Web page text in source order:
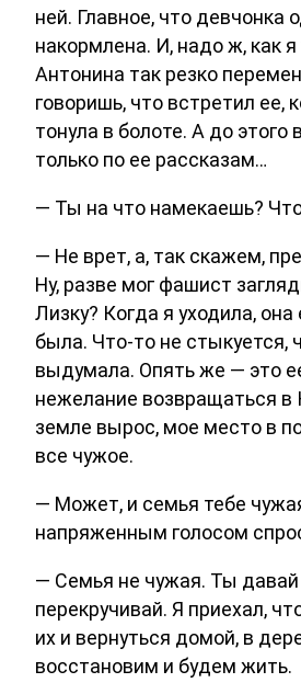
ней. Главное, что девчонка
накормлена. И, надо ж, как я
Антонина так резко
говоришь, что встретил ее,
тонула в болоте. А до этого
только по ее рассказам…
— Ты на что намекаешь?
— Не врет, а, так скажем,
Ну, разве мог фашист
Лизку? Когда я уходила,
была. Что-то не стыкуется,
выдумала. Опять же — это
нежелание возвращаться в
земле вырос, мое место в
все чужое.
— Может, и семья тебе
напряженным голосом
— Семья не чужая. Ты давай
перекручивай. Я приехал,
их и вернуться домой, в
восстановим и будем жить.